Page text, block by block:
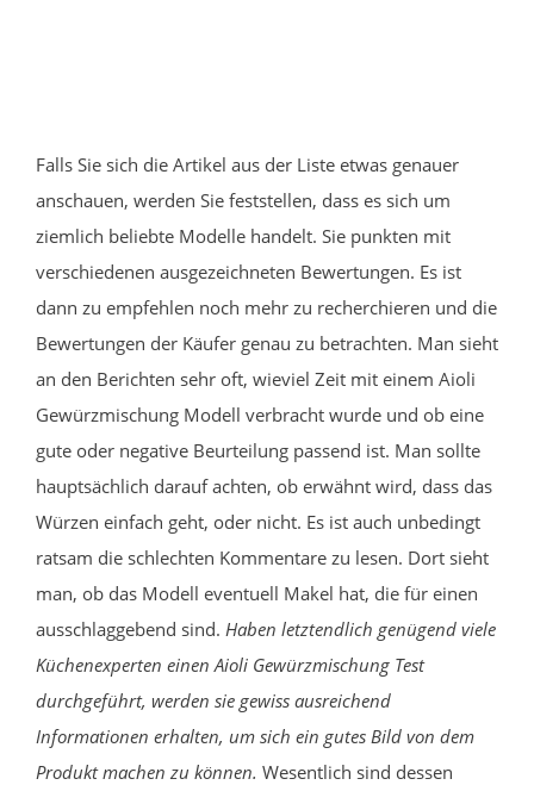
Falls Sie sich die Artikel aus der Liste etwas genauer
anschauen, werden Sie feststellen, dass es sich um
ziemlich beliebte Modelle handelt. Sie punkten mit
verschiedenen ausgezeichneten Bewertungen. Es ist
dann zu empfehlen noch mehr zu recherchieren und die
Bewertungen der Käufer genau zu betrachten. Man sieht
an den Berichten sehr oft, wieviel Zeit mit einem Aioli
Gewürzmischung Modell verbracht wurde und ob eine
gute oder negative Beurteilung passend ist. Man sollte
hauptsächlich darauf achten, ob erwähnt wird, dass das
Würzen einfach geht, oder nicht. Es ist auch unbedingt
ratsam die schlechten Kommentare zu lesen. Dort sieht
man, ob das Modell eventuell Makel hat, die für einen
ausschlaggebend sind. Haben letztendlich genügend viele
Küchenexperten einen Aioli Gewürzmischung Test
durchgeführt, werden sie gewiss ausreichend
Informationen erhalten, um sich ein gutes Bild von dem
Produkt machen zu können. Wesentlich sind dessen